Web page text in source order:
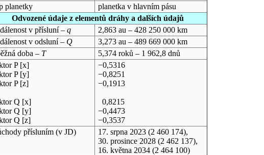
planetky
planetka v hlavním pásu
Odvozené údaje z elementů dráhy a dalších údajů
v přísluní – q
2,863 au – 428 250 000 km
v odsluní – Q
3,273 au – 489 669 000 km
doba – T
5,374 roků – 1 962,8 dnů
P [x]
P [y]
P [z]
Q [x]
Q [y]
Q [z]
−0,5316
−0,8251
−0,1913
0,8215
−0,4473
−0,3537
přísluním (v JD) 17. srpna 2023(2 460 174),
30. prosince 2028(2 462 137),
16. května 2034(2 464 100)